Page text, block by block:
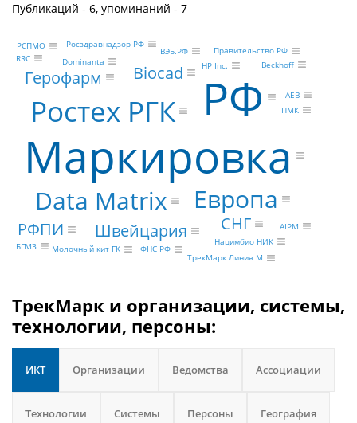
Публикаций - 6, упоминаний - 7
Маркировка
РФ
Ростех РГК
Data Matrix Европа
Biocad
Герофарм
РФПИ Швейцария СНГ
Beckhoff
Dominanta HP Inc.
RRC
Нацимбио НИК
БГМЗ
ПМК
Молочный кит ГК ФНС РФ
Правительство РФ
ВЭБ.РФ
Росздравнадзор РФ
AEB
РСПМО
AIPM
ТрекМарк Линия М
ТрекМарк и организации, системы,
технологии, персоны:
ИКТ Организации Ведомства Ассоциации
Технологии Системы Персоны География